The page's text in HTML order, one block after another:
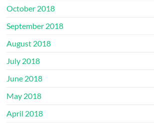
October 2018
September 2018
August 2018
July 2018
June 2018
May 2018
April 2018